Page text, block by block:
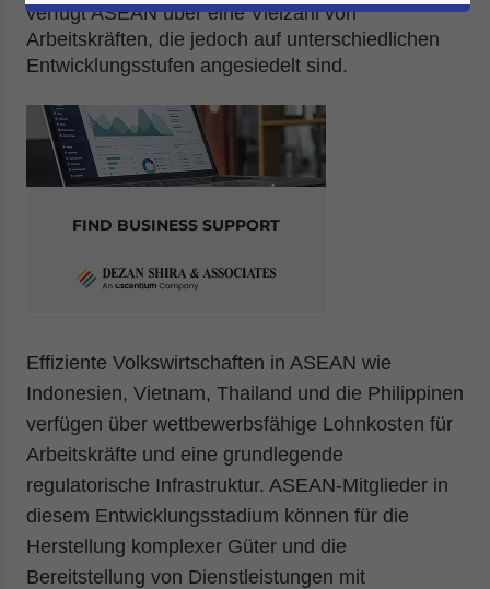
verfügt ASEAN über eine Vielzahl von
Arbeitskräften, die jedoch auf unterschiedlichen
Entwicklungsstufen angesiedelt sind.
FIND BUSINESS SUPPORT
Effiziente Volkswirtschaften in ASEAN wie
Indonesien, Vietnam, Thailand und die Philippinen
verfügen über wettbewerbsfähige Lohnkosten für
Arbeitskräfte und eine grundlegende
regulatorische Infrastruktur. ASEAN-Mitglieder in
diesem Entwicklungsstadium können für die
Herstellung komplexer Güter und die
Bereitstellung von Dienstleistungen mit
website. Please send me business news and updates
for Asia!
- case sensitive